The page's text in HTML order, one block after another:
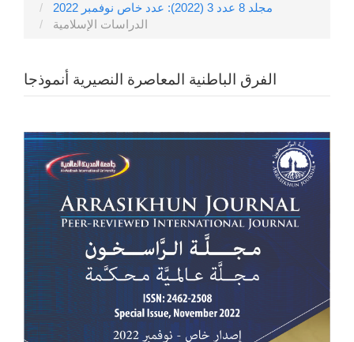
مجلد 8 عدد 3 (2022): عدد خاص نوفمبر 2022
الدراسات الإسلامية
الفرق الباطنية المعاصرة النصيرية أنموذجا
الشريط
الجانبي
للمقالة